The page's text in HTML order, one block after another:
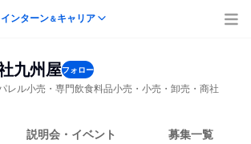
インターン＆キャリア
九州屋フォロー
レル小売・専門飲食料品小売・小売・卸売・商社
説明会・イベント 募集一覧